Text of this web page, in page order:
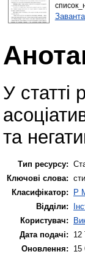
У статті
та
Тип ресурсу:
Ключові слова:
Класифікатор:
P
Відділи:
Користувач:
Дата подачі:
12
Оновлення:
15